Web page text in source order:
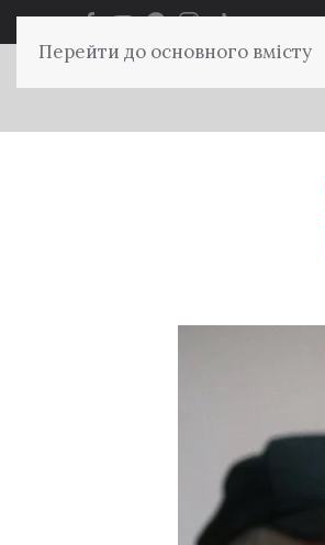
Перейти до основного вмісту